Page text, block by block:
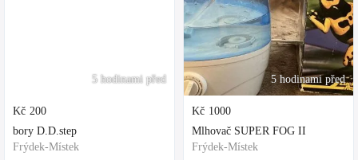
5 hodinami před
Kč 200
bory D.D.step
Frýdek-Místek
5 hodinami před
Kč 1000
Mlhovač SUPER FOG II
Frýdek-Místek